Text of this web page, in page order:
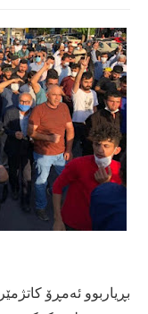
بڕیاربوو ئەمڕۆ